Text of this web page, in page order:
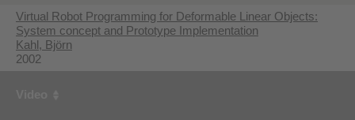
Virtual Robot Programming for Deformable Linear Objects:
System concept and Prototype Implementation
Kahl, Björn
2002